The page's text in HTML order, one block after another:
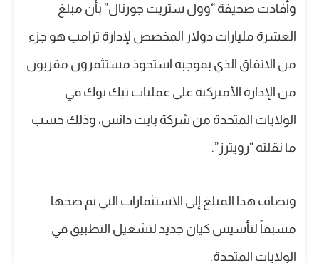
وأفادت صحيفة “وول ستريت جورنال” بأن مبلغ
العشرة مليارات دولار المخصص لإدارة ترامب هو جزء
من الاتفاق الذي بموجبه استحوذ مستثمرون مقربون
من الإدارة الأميركية على عمليات تيك توك في
الولايات المتحدة من شركة بايت دانس، وذلك حسب
ما نقلته “رويترز”.
ويضاف هذا المبلغ إلى الاستثمارات التي تم ضخها
مسبقاً لتأسيس كيان جديد لتشغيل التطبيق في
الولايات المتحدة.